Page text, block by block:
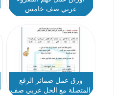
عربي صف خامس
ورق عمل ضمائر الرفع
المتصلة مع الحل عربي صف